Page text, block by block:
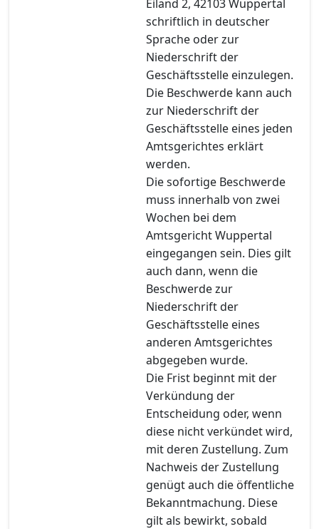
Eiland 2, 42103 Wuppertal
schriftlich in deutscher
Sprache oder zur
Niederschrift der
Geschäftsstelle einzulegen.
Die Beschwerde kann auch
zur Niederschrift der
Geschäftsstelle eines jeden
Amtsgerichtes erklärt
werden.
Die sofortige Beschwerde
muss innerhalb von zwei
Wochen bei dem
Amtsgericht Wuppertal
eingegangen sein. Dies gilt
auch dann, wenn die
Beschwerde zur
Niederschrift der
Geschäftsstelle eines
anderen Amtsgerichtes
abgegeben wurde.
Die Frist beginnt mit der
Verkündung der
Entscheidung oder, wenn
diese nicht verkündet wird,
mit deren Zustellung. Zum
Nachweis der Zustellung
genügt auch die öffentliche
Bekanntmachung. Diese
gilt als bewirkt, sobald